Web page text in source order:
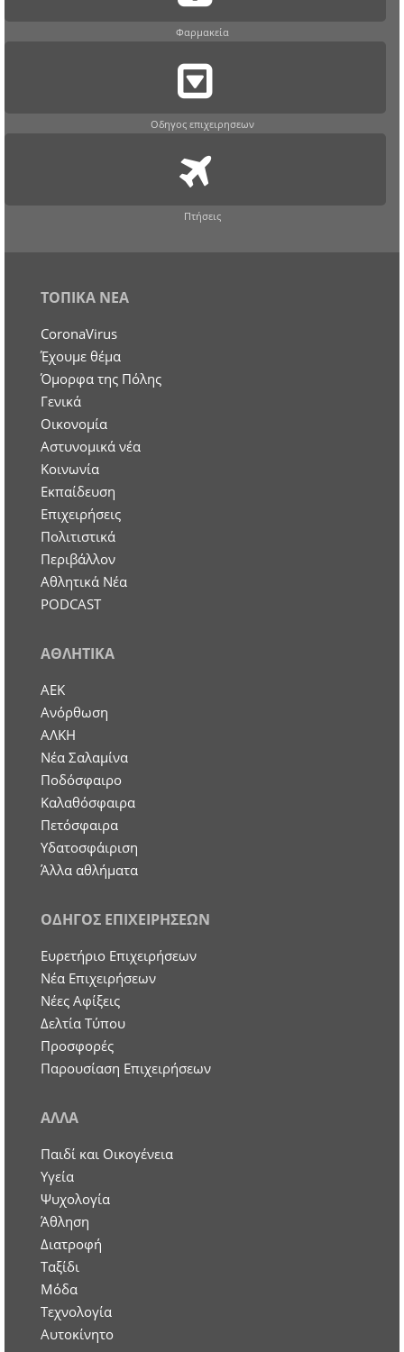
Φαρμακεία
Οδηγος επιχειρησεων
Πτήσεις
ΤΟΠΙΚΑ ΝΕΑ
CoronaVirus
Έχουμε θέμα
Όμορφα της Πόλης
Γενικά
Οικονομία
Aστυνομικά νέα
Κοινωνία
Εκπαίδευση
Επιχειρήσεις
Πολιτιστικά
Περιβάλλον
Αθλητικά Νέα
PODCAST
ΑΘΛΗΤΙΚΑ
ΑΕΚ
Ανόρθωση
ΑΛΚΗ
Νέα Σαλαμίνα
Ποδόσφαιρο
Καλαθόσφαιρα
Πετόσφαιρα
Υδατοσφάιριση
Άλλα αθλήματα
ΟΔΗΓΟΣ ΕΠΙΧΕΙΡΗΣΕΩΝ
Ευρετήριο Επιχειρήσεων
Nέα Επιχειρήσεων
Νέες Αφίξεις
Δελτία Τύπου
Προσφορές
Παρουσίαση Επιχειρήσεων
ΑΛΛΑ
Παιδί και Οικογένεια
Υγεία
Ψυχολογία
Άθληση
Διατροφή
Ταξίδι
Μόδα
Τεχνολογία
Αυτοκίνητο